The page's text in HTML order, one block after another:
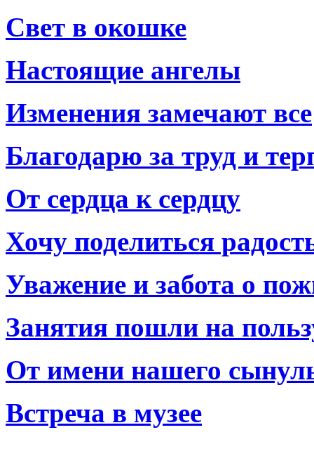
Свет в окошке
Настоящие ангелы
Изменения замечают все
Благодарю за труд и
От сердца к сердцу
Хочу поделиться
Уважение и забота о
Занятия пошли на
От имени нашего
Встреча в музее